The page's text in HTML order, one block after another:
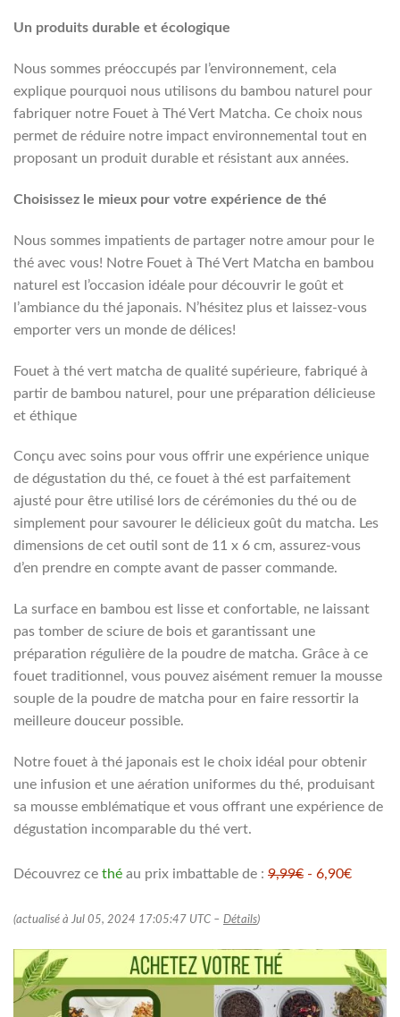
Un produits durable et écologique
Nous sommes préoccupés par l’environnement, cela
explique pourquoi nous utilisons du bambou naturel pour
fabriquer notre Fouet à Thé Vert Matcha. Ce choix nous
permet de réduire notre impact environnemental tout en
proposant un produit durable et résistant aux années.
Choisissez le mieux pour votre expérience de thé
Nous sommes impatients de partager notre amour pour le
thé avec vous! Notre Fouet à Thé Vert Matcha en bambou
naturel est l’occasion idéale pour découvrir le goût et
l’ambiance du thé japonais. N’hésitez plus et laissez-vous
emporter vers un monde de délices!
Fouet à thé vert matcha de qualité supérieure, fabriqué à
partir de bambou naturel, pour une préparation délicieuse
et éthique
Conçu avec soins pour vous offrir une expérience unique
de dégustation du thé, ce fouet à thé est parfaitement
ajusté pour être utilisé lors de cérémonies du thé ou de
simplement pour savourer le délicieux goût du matcha. Les
dimensions de cet outil sont de 11 x 6 cm, assurez-vous
d’en prendre en compte avant de passer commande.
La surface en bambou est lisse et confortable, ne laissant
pas tomber de sciure de bois et garantissant une
préparation régulière de la poudre de matcha. Grâce à ce
fouet traditionnel, vous pouvez aisément remuer la mousse
souple de la poudre de matcha pour en faire ressortir la
meilleure douceur possible.
Notre fouet à thé japonais est le choix idéal pour obtenir
une infusion et une aération uniformes du thé, produisant
sa mousse emblématique et vous offrant une expérience de
dégustation incomparable du thé vert.
Découvrez ce thé au prix imbattable de : 9,99€ - 6,90€
(actualisé à Jul 05, 2024 17:05:47 UTC – Détails)